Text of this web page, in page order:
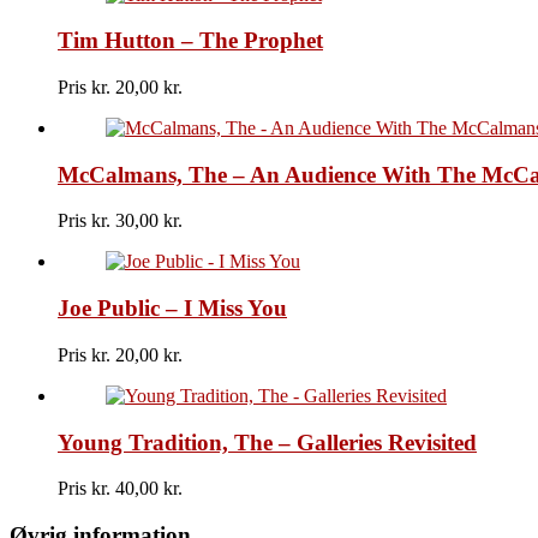
Tim Hutton – The Prophet
Pris kr. 20,00
McCalmans, The – An Audience With The
Pris kr. 30,00
Joe Public – I Miss You
Pris kr. 20,00
Young Tradition, The – Galleries Revisited
Pris kr. 40,00